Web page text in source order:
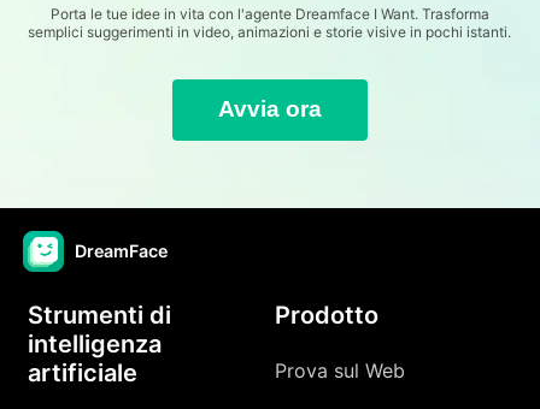
Porta le tue idee in vita con l'agente Dreamface I Want. Trasforma
semplici suggerimenti in video, animazioni e storie visive in pochi istanti.
Avvia ora
DreamFace
Strumenti di
intelligenza
artificiale
Prodotto
Prova sul Web